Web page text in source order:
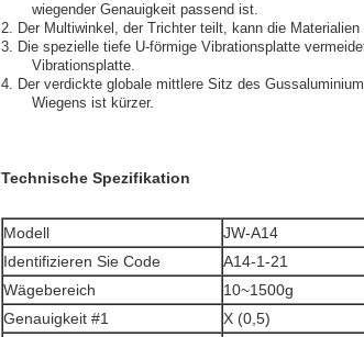
wiegender Genauigkeit passend ist.
2. Der Multiwinkel, der Trichter teilt, kann die
3. Die spezielle tiefe U-förmige Vibrationsplatte
Vibrationsplatte.
4. Der verdickte globale mittlere Sitz des
Wiegens ist kürzer.
Technische Spezifikation
Modell
JW-A14
Identifizieren Sie Code
A14-1-21
Wägebereich
10~1500g
Genauigkeit #1
X (0,5)